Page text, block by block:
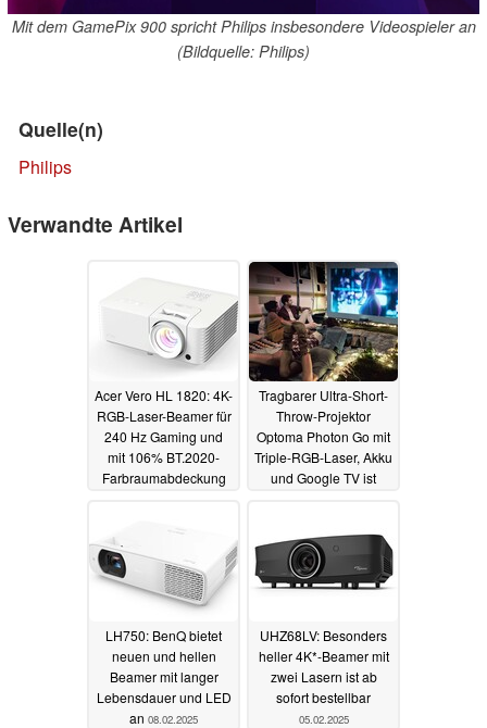
Mit dem GamePix 900 spricht Philips insbesondere Videospieler an
(Bildquelle: Philips)
Quelle(n)
Philips
Verwandte Artikel
Acer Vero HL 1820: 4K-
RGB-Laser-Beamer für
240 Hz Gaming und
mit 106% BT.2020-
Farbraumabdeckung
Tragbarer Ultra-Short-
Throw-Projektor
Optoma Photon Go mit
Triple-RGB-Laser, Akku
und Google TV ist
LH750: BenQ bietet
neuen und hellen
Beamer mit langer
Lebensdauer und LED
an 08.02.2025
UHZ68LV: Besonders
heller 4K*-Beamer mit
zwei Lasern ist ab
sofort bestellbar
05.02.2025